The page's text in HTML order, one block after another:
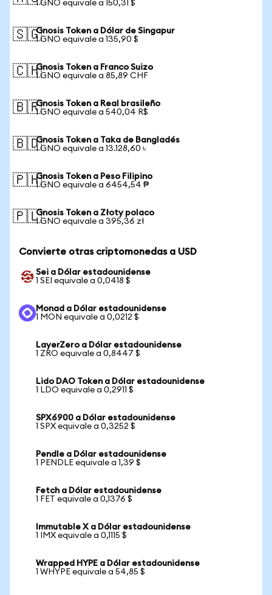
1 GNO equivale a 150,31 $
🇸🇬Gnosis Token a Dólar de Singapur
1 GNO equivale a 135,90 $
🇨🇭Gnosis Token a Franco Suizo
1 GNO equivale a 85,89 CHF
🇧🇷Gnosis Token a Real brasileño
1 GNO equivale a 540,04 R$
🇧🇩Gnosis Token a Taka de Bangladés
1 GNO equivale a 13.128,60 ৳
🇵🇭Gnosis Token a Peso Filipino
1 GNO equivale a 6454,54 ₱
🇵🇱Gnosis Token a Złoty polaco
1 GNO equivale a 395,36 zł
Convierte otras criptomonedas a USD
Sei a Dólar estadounidense
1 SEI equivale a 0,0418 $
Monad a Dólar estadounidense
1 MON equivale a 0,0212 $
LayerZero a Dólar estadounidense
1 ZRO equivale a 0,8447 $
Lido DAO Token a Dólar estadounidense
1 LDO equivale a 0,2911 $
SPX6900 a Dólar estadounidense
1 SPX equivale a 0,3252 $
Pendle a Dólar estadounidense
1 PENDLE equivale a 1,39 $
Fetch a Dólar estadounidense
1 FET equivale a 0,1376 $
Immutable X a Dólar estadounidense
1 IMX equivale a 0,1115 $
Wrapped HYPE a Dólar estadounidense
1 WHYPE equivale a 54,85 $